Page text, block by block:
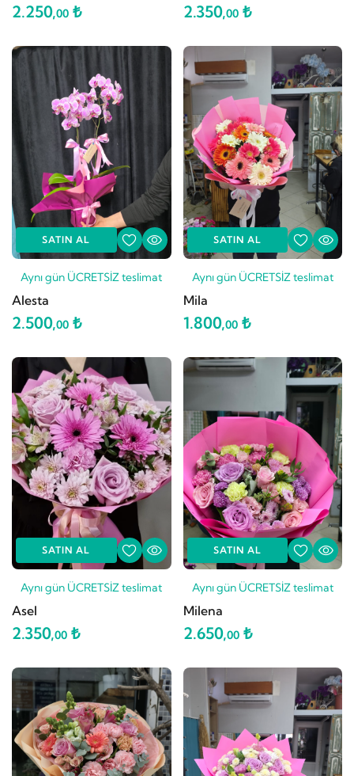
2.250,00 ₺ 2.350,00₺
SATIN AL
Aynı gün ÜCRETSİZ teslimat
Alesta
2.500,00 ₺
SATIN AL
Aynı gün ÜCRETSİZ teslimat
Mila
1.800,00₺
SATIN AL
Aynı gün ÜCRETSİZ teslimat
Asel
2.350,00 ₺
SATIN AL
Aynı gün ÜCRETSİZ teslimat
Milena
2.650,00₺